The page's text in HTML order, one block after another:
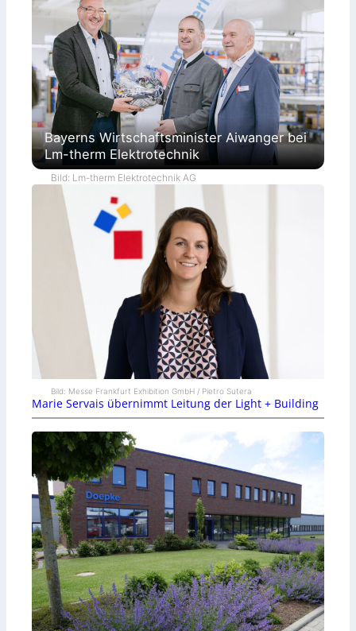
Bayerns Wirtschaftsminister Aiwanger bei
Lm-therm Elektrotechnik
Bild: Lm-therm Elektrotechnik AG
Bild: Messe Frankfurt Exhibition GmbH / Pietro Sutera
Marie Servais übernimmt Leitung der Light + Building